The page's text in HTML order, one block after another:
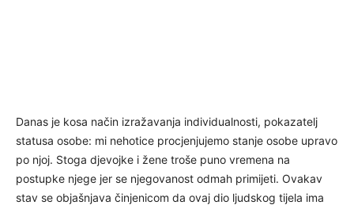
Danas je kosa način izražavanja individualnosti, pokazatelj
statusa osobe: mi nehotice procjenjujemo stanje osobe upravo
po njoj. Stoga djevojke i žene troše puno vremena na
postupke njege jer se njegovanost odmah primijeti. Ovakav
stav se objašnjava činjenicom da ovaj dio ljudskog tijela ima